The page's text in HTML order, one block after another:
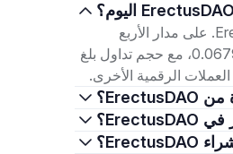
اعتبارًا من 9 أغسطس 2026، بلغ سعر التداول الحالي لـErectusDAO (YUGE) $0.067912. على مدار الأربع
وعشرين ساعة الماضية، تراوح السعر بين أدنى مستوى $0.066097 وأعلى مستوى $0.067973، مع حجم تداول بلغ